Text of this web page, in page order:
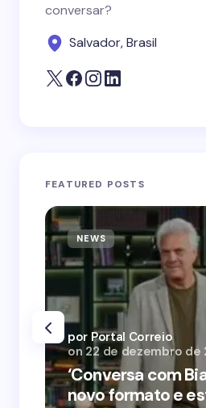
conversar?
Salvador, Brasil
FEATURED POSTS
NEWS
‘Conversa com
novo formato e
por Portal Correio
on 22 de dezembro de